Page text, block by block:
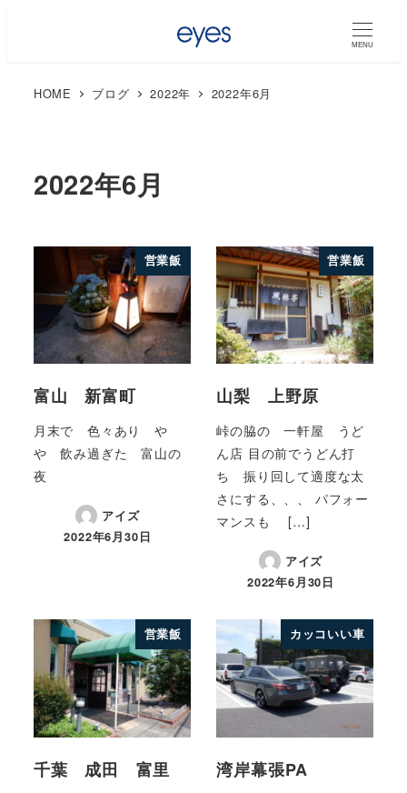
MENU
HOME ブログ 2022年 2022年6月
2022年6月
営業飯
富山 新富町
月末で 色々あり や
や 飲み過ぎた 富山の
夜
アイズ
2022年6月30日
営業飯
山梨 上野原
峠の脇の 一軒屋 うど
ん店 目の前でうどん打
ち 振り回して適度な太
さにする、、、 パフォー
マンスも […]
アイズ
2022年6月30日
営業飯
千葉 成田 富里
カッコいい車
湾岸幕張PA